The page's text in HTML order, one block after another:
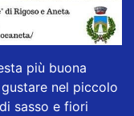
più buona
nel piccolo
sasso e fiori